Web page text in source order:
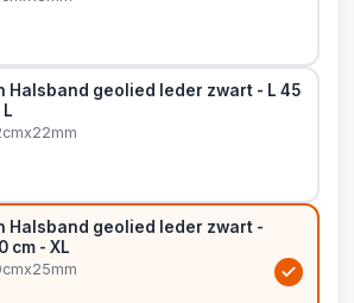
Halsband geolied leder zwart - L 45
Halsband geolied leder zwart -
cm - XL